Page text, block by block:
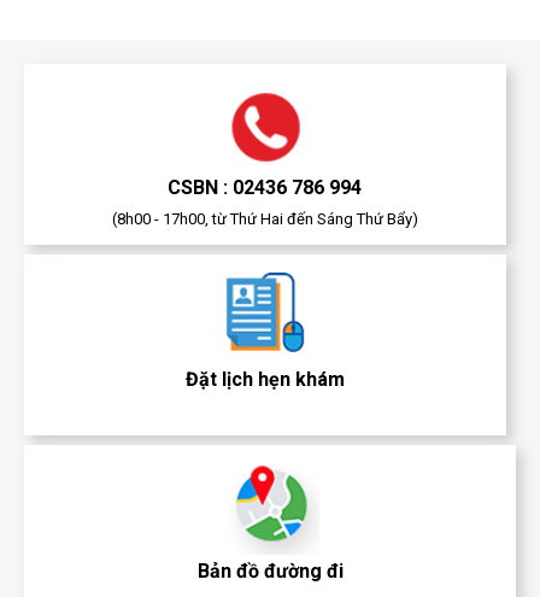
CSBN : 02436 786 994
(8h00 - 17h00, từ Thứ Hai đến Sáng Thứ Bẩy)
Đặt lịch hẹn khám
Bản đồ đường đi